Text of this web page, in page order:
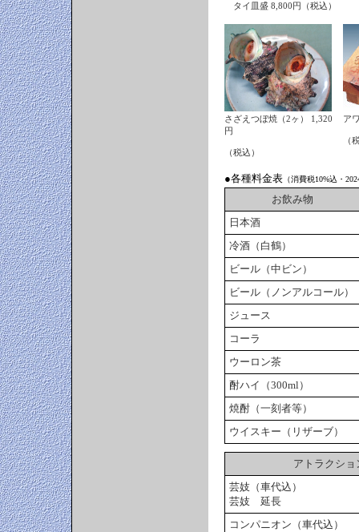
タイ皿盛 8,800円（税込）
さざえつぼ焼（2ヶ） 1,320
円
（税込）
ア
（
●各種料金表 （消費税10%込・
お飲み物
日本酒
冷酒（白鶴）
ビール（中ビン）
ビール（ノンアルコール）
ジュース
コーラ
ウーロン茶
酎ハイ（300ml）
焼酎（一刻者等）
ウイスキー（リザーブ）
アトラクシ
芸妓（車代込）
芸妓 延長
コンパニオン（車代込）